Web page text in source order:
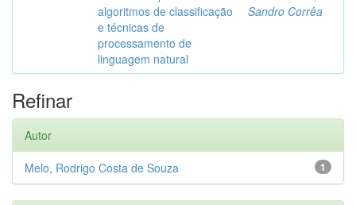
algoritmos de classificação
e técnicas de
processamento de
linguagem natural
Sandro Corrêa
Refinar
Autor
1
Melo, Rodrigo Costa de Souza